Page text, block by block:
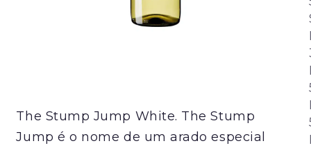
The Stump Jump White. The Stump
Jump é o nome de um arado especial